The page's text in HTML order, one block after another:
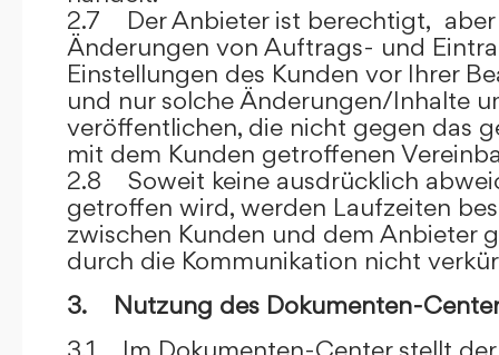
2.7 Der Anbieter ist berechtigt,
Änderungen von Auftrags- und
Einstellungen des Kunden vor Ihrer
und nur solche Änderungen/Inhalte
veröffentlichen, die nicht gegen das
mit dem Kunden getroffenen
2.8 Soweit keine ausdrücklich
getroffen wird, werden Laufzeiten
zwischen Kunden und dem Anbieter
durch die Kommunikation nicht
3. Nutzung des Dokumenten-
3.1 Im Dokumenten-Center stellt